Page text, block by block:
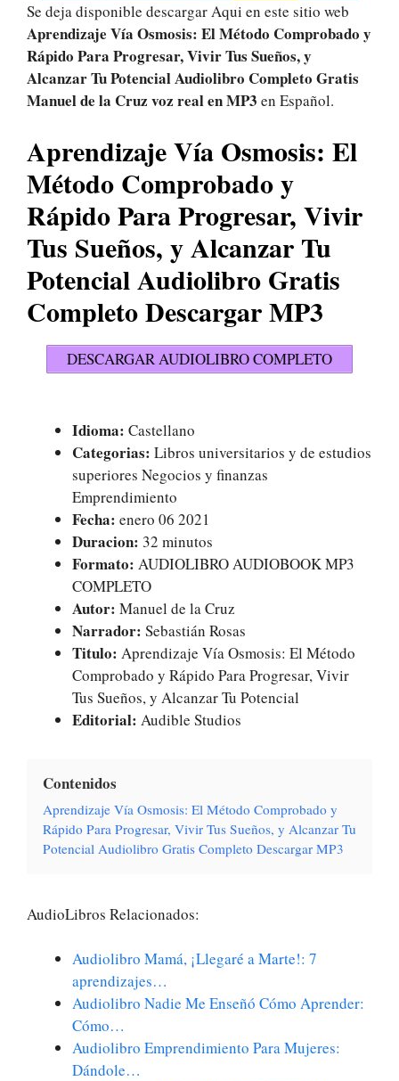
Se deja disponible descargar Aqui en este sitio web
Aprendizaje Vía Osmosis: El Método Comprobado y
Rápido Para Progresar, Vivir Tus Sueños, y
Alcanzar Tu Potencial Audiolibro Completo Gratis
Manuel de la Cruz voz realen MP3 en Español.
Aprendizaje Vía Osmosis: El
Método Comprobado y
Rápido Para Progresar, Vivir
Tus Sueños, y Alcanzar Tu
Potencial Audiolibro Gratis
Completo Descargar MP3
DESCARGAR AUDIOLIBRO COMPLETO
Idioma: Castellano
Categorias: Libros universitarios y de estudios
superiores Negocios y finanzas
Emprendimiento
Fecha: enero 06 2021
Duracion: 32 minutos
Formato: AUDIOLIBRO AUDIOBOOK MP3
COMPLETO
Autor: Manuel de la Cruz
Narrador: Sebastián Rosas
Titulo: Aprendizaje Vía Osmosis: El Método
Comprobado y Rápido Para Progresar, Vivir
Tus Sueños, y Alcanzar Tu Potencial
Editorial: Audible Studios
Contenidos
Aprendizaje Vía Osmosis: El Método Comprobado y
Rápido Para Progresar, Vivir Tus Sueños, y Alcanzar Tu
Potencial Audiolibro Gratis Completo Descargar MP3
AudioLibros Relacionados:
Audiolibro Mamá, ¡Llegaré a Marte!: 7
aprendizajes…
Audiolibro Nadie Me Enseñó Cómo Aprender:
Cómo…
Audiolibro Emprendimiento Para Mujeres:
Dándole…